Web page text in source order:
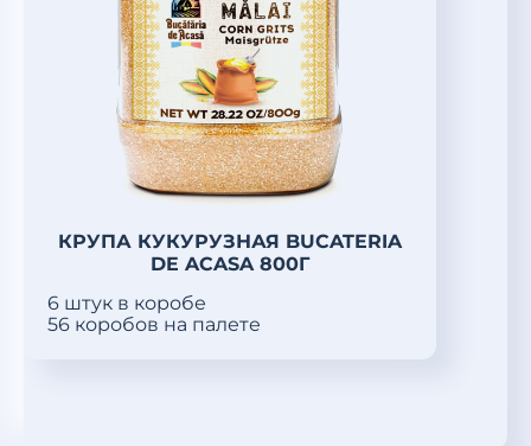
КРУПА КУКУРУЗНАЯ BUCATERIA
DE ACASA 800Г
6 штук в коробе
56 коробов на палете